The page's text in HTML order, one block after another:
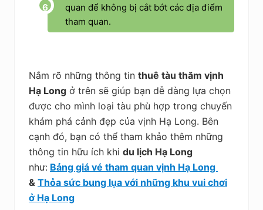
quan để không bị cắt bớt các địa điểm
tham quan.
Nắm rõ những thông tin thuê tàu thăm vịnh
Hạ Long ở trên sẽ giúp bạn dễ dàng lựa chọn
được cho mình loại tàu phù hợp trong chuyến
khám phá cảnh đẹp của vịnh Hạ Long. Bên
cạnh đó, bạn có thể tham khảo thêm những
thông tin hữu ích khi du lịch Hạ Long
như: Bảng giá vé tham quan vịnh Hạ Long
& Thỏa sức bung lụa với những khu vui chơi
ở Hạ Long